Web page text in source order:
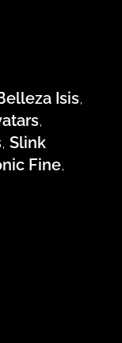
Isis,
,
, Slink
Fine,